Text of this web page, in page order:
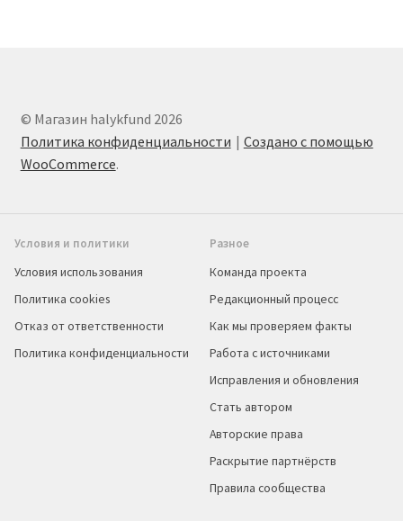
© Магазин halykfund 2026
Политика конфиденциальности
Создано с помощью
WooCommerce.
Условия и политики
Условия использования
Политика cookies
Отказ от ответственности
Политика конфиденциальности
Разное
Команда проекта
Редакционный процесс
Как мы проверяем факты
Работа с источниками
Исправления и обновления
Стать автором
Авторские права
Раскрытие партнёрств
Правила сообщества